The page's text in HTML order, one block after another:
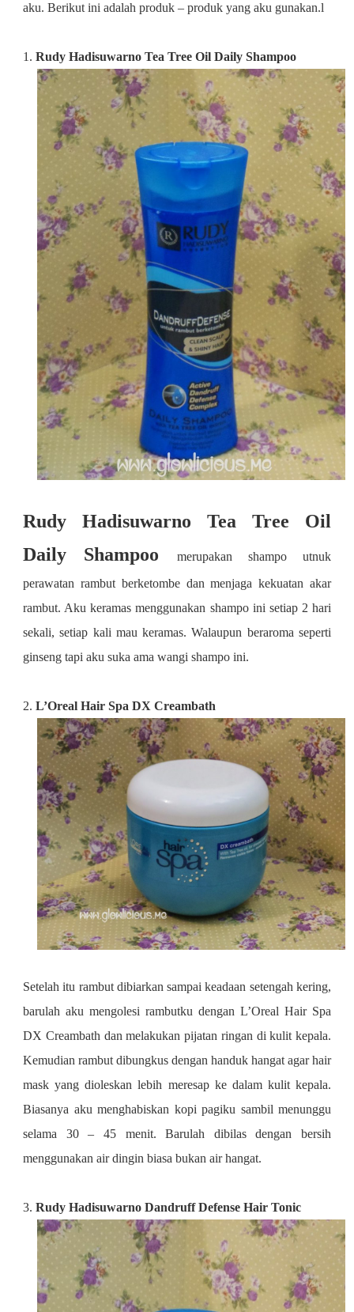
aku. Berikut ini adalah produk – produk yang aku gunakan.l
1. Rudy Hadisuwarno Tea Tree Oil Daily Shampoo
Rudy Hadisuwarno Tea Tree Oil
Daily Shampoo
merupakan shampo utnuk
perawatan rambut berketombe dan menjaga kekuatan akar
rambut. Aku keramas menggunakan shampo ini setiap 2 hari
sekali, setiap kali mau keramas. Walaupun beraroma seperti
ginseng tapi aku suka ama wangi shampo ini.
2. L’Oreal Hair Spa DX Creambath
Setelah itu rambut dibiarkan sampai keadaan setengah kering,
barulah aku mengolesi rambutku dengan L’Oreal Hair Spa
DX Creambath dan melakukan pijatan ringan di kulit kepala.
Kemudian rambut dibungkus dengan handuk hangat agar hair
mask yang dioleskan lebih meresap ke dalam kulit kepala.
Biasanya aku menghabiskan kopi pagiku sambil menunggu
selama 30 – 45 menit. Barulah dibilas dengan bersih
menggunakan air dingin biasa bukan air hangat.
3. Rudy Hadisuwarno Dandruff Defense Hair Tonic